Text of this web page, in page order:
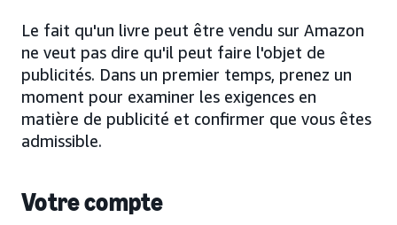
Le fait qu'un livre peut être vendu sur Amazon
ne veut pas dire qu'il peut faire l'objet de
publicités. Dans un premier temps, prenez un
moment pour examiner les exigences en
matière de publicité et confirmer que vous êtes
admissible.
Votre compte